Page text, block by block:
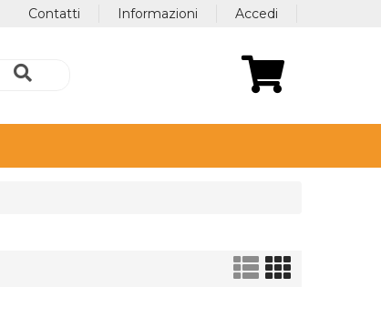
Accedi
Informazioni
Contatti